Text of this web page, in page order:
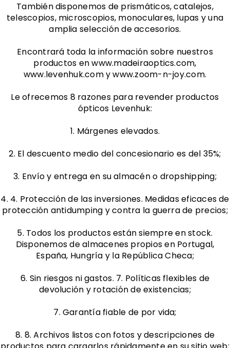
También disponemos de prismáticos, catalejos,
telescopios, microscopios, monoculares, lupas y una
amplia selección de accesorios.
Encontrará toda la información sobre nuestros
productos en www.madeiraoptics.com,
www.levenhuk.com y www.zoom-n-joy.com.
Le ofrecemos 8 razones para revender productos
ópticos Levenhuk:
1. Márgenes elevados.
2. El descuento medio del concesionario es del 35%;
3. Envío y entrega en su almacén o dropshipping;
4. 4. Protección de las inversiones. Medidas eficaces de
protección antidumping y contra la guerra de precios;
5. Todos los productos están siempre en stock.
Disponemos de almacenes propios en Portugal,
España, Hungría y la República Checa;
6. Sin riesgos ni gastos. 7. Políticas flexibles de
devolución y rotación de existencias;
7. Garantía fiable de por vida;
8. 8. Archivos listos con fotos y descripciones de